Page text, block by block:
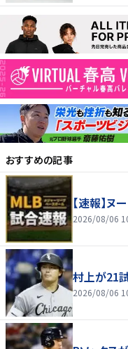
おすすめの記事
【速報】ヌ
2026/08/06
村上が21
2026/08/06